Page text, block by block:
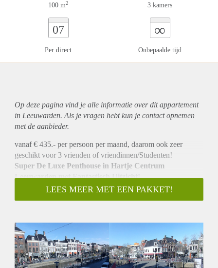
100 m2 3 kamers
07
Per direct
∞
Onbepaalde tijd
Op deze pagina vind je alle informatie over ditappartement
in Leeuwarden. Als je vragen hebt kun je contact opnemen
met de aanbieder.
vanaf € 435.- per persoon per maand, daarom ook zeer
geschikt voor 3 vrienden of vriendinnen/Studenten!
Super De Luxe Penthouse in Hartje Centrum
Leeuwarden met Fantastisch Uitzicht!
Boek Nu Dit Luxe Penthouse! Beschikbaar Per 01.04.2024!
Hey jij daar! Altijd al gedroomd van wonen op een toplocatie
waanzinnige penthouse met magnifiek uitzicht op de
Nieuwestad. Ben je klaar om jouw koffers te pakken en deze
unieke kans te grijpen? Twijfel niet en laat snel van je horen!
Highlights
LEES MEER MET EEN PAKKET!